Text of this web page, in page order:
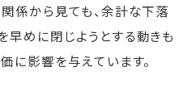
関係から見ても、余計な下落
早めに閉じようとする動きも
に影響を与えています。